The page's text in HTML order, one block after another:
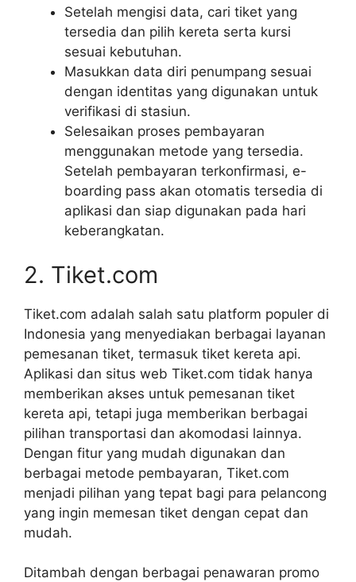
Setelah mengisi data, cari tiket yang
tersedia dan pilih kereta serta kursi
sesuai kebutuhan.
Masukkan data diri penumpang sesuai
dengan identitas yang digunakan untuk
verifikasi di stasiun.
Selesaikan proses pembayaran
menggunakan metode yang tersedia.
Setelah pembayaran terkonfirmasi, e-
boarding pass akan otomatis tersedia di
aplikasi dan siap digunakan pada hari
keberangkatan.
2. Tiket.com
Tiket.com adalah salah satu platform populer di
Indonesia yang menyediakan berbagai layanan
pemesanan tiket, termasuk tiket kereta api.
Aplikasi dan situs web Tiket.com tidak hanya
memberikan akses untuk pemesanan tiket
kereta api, tetapi juga memberikan berbagai
pilihan transportasi dan akomodasi lainnya.
Dengan fitur yang mudah digunakan dan
berbagai metode pembayaran, Tiket.com
menjadi pilihan yang tepat bagi para pelancong
yang ingin memesan tiket dengan cepat dan
mudah.
Ditambah dengan berbagai penawaran promo